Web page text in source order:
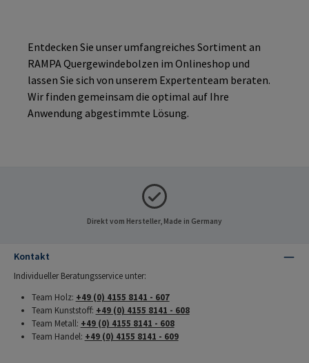
Entdecken Sie unser umfangreiches Sortiment an
RAMPA Quergewindebolzen im Onlineshop und
lassen Sie sich von unserem Expertenteam beraten.
Wir finden gemeinsam die optimal auf Ihre
Anwendung abgestimmte Lösung.
Direkt vom Hersteller, Made in Germany
Kontakt
Individueller Beratungsservice unter:
Team Holz: +49 (0) 4155 8141 - 607
Team Kunststoff: +49 (0) 4155 8141 - 608
Team Metall: +49 (0) 4155 8141 - 608
Team Handel: +49 (0) 4155 8141 - 609